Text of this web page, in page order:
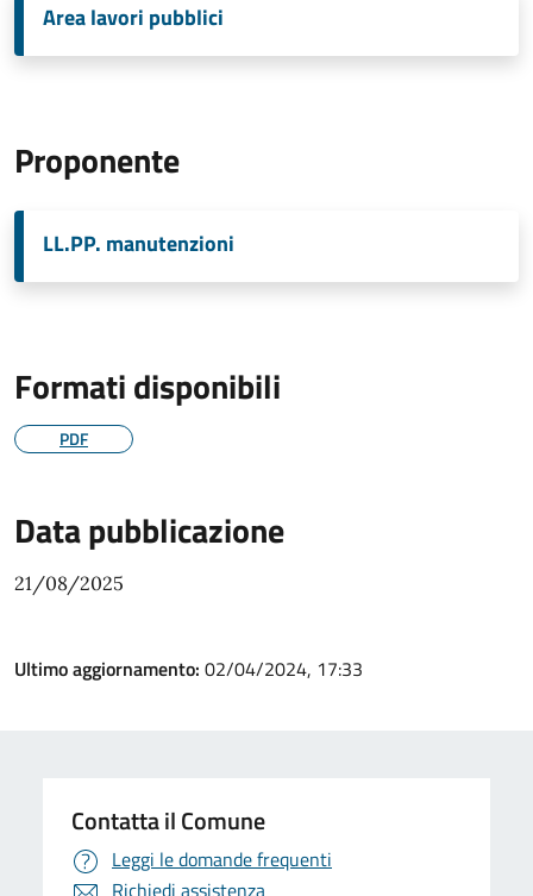
Area lavori pubblici
Proponente
LL.PP. manutenzioni
Formati disponibili
PDF
Data pubblicazione
21/08/2025
Ultimo aggiornamento: 02/04/2024, 17:33
Contatta il Comune
Leggi le domande frequenti
Richiedi assistenza